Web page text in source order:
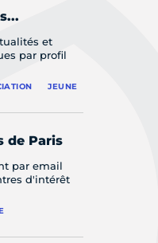
et
par profil
JEUNE
de Paris
par email
d'intérêt